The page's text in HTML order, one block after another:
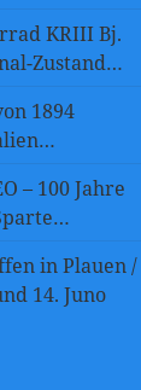
KRIII Bj.
Zustand…
1894
– 100 Jahre
in Plauen /
14. Juno